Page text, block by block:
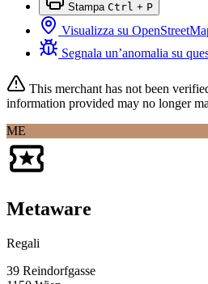
Stampa Ctrl + P
Visualizza su
Segnala un’anomalia su
This merchant has not been
information provided may no longer
ME
Metaware
Regali
39 Reindorfgasse